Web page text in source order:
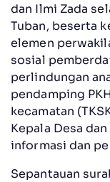
dan Ilmi Zada
Tuban, beserta
elemen
sosial
perlindungan
pendamping
kecamatan
Kepala Desa
informasi dan
Sepantauan